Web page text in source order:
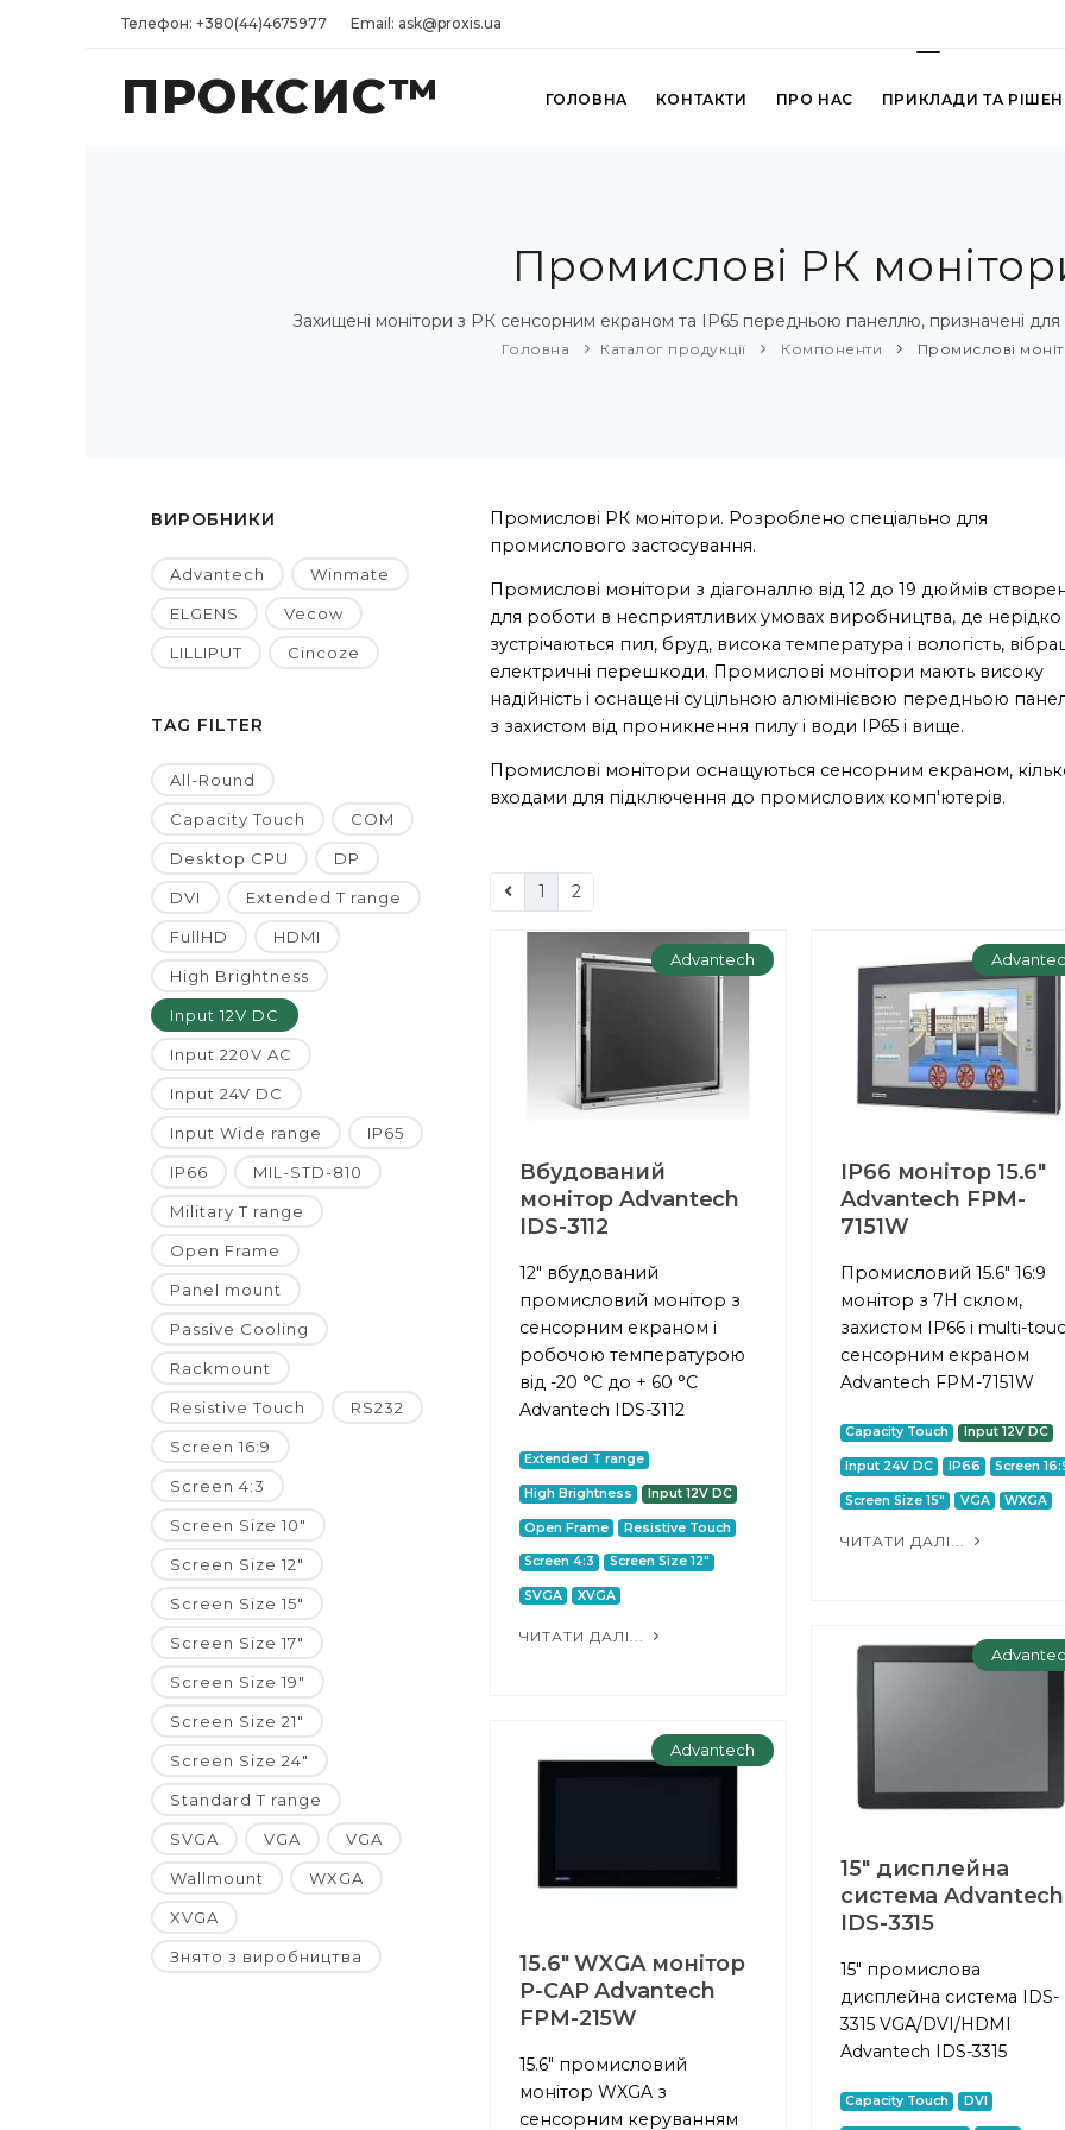
Телефон: +380(44)4675977 Email: ask@proxis.ua
ПРОКСИС™ ГОЛОВНА КОНТАКТИ ПРО НАС ПРИКЛАДИ ТА
Промислові РК
Захищені монітори з РК сенсорним екраном та IP65 передньою панеллю, призначені для
Головна Каталог продукції Компоненти Промислові
ВИРОБНИКИ
Advantech Winmate
ELGENS Vecow
LILLIPUT Cincoze
TAG FILTER
All-Round
Capacity Touch COM
Desktop CPU DP
DVI Extended T range
FullHD HDMI
High Brightness
Input 12V DC
Input 220V AC
Input 24V DC
Input Wide range IP65
IP66 MIL-STD-810
Military T range
Open Frame
Panel mount
Passive Cooling
Rackmount
Resistive Touch RS232
Screen 16:9
Screen 4:3
Screen Size 10"
Screen Size 12"
Screen Size 15"
Screen Size 17"
Screen Size 19"
Screen Size 21"
Screen Size 24"
Standard T range
SVGA VGA VGA
Wallmount WXGA
XVGA
Знято з виробництва
Промислові РК монітори. Розроблено спеціально для
промислового застосування.
Промислові монітори з діагоналлю від 12 до 19 дюймів
для роботи в несприятливих умовах виробництва, де нерідко
зустрічаються пил, бруд, висока температура і вологість,
електричні перешкоди. Промислові монітори мають високу
надійність і оснащені суцільною алюмінієвою передньою
з захистом від проникнення пилу і води IP65 і вище.
Промислові монітори оснащуються сенсорним екраном,
входами для підключення до промислових комп'ютерів.
1 2
Advantech
Вбудований
монітор Advantech
IDS-3112
12" вбудований
промисловий монітор з
сенсорним екраном і
робочою температурою
від -20 °C до + 60 °C
Advantech IDS-3112
Extended T range
High Brightness Input 12V DC
Open Frame Resistive Touch
Screen 4:3 Screen Size 12"
SVGA XVGA
ЧИТАТИ ДАЛІ...
IP66 монітор 15.6"
Advantech FPM-
7151W
Промисловий 15.6" 16:9
монітор з 7H склом,
захистом IP66 і multi-
сенсорним екраном
Advantech FPM-7151W
Capacity Touch Input 12V DC
Input 24V DC IP66 Screen
Screen Size 15" VGA WXGA
ЧИТАТИ ДАЛІ...
15" дисплейна
система Advantech
IDS-3315
15" промислова
дисплейна система IDS-
3315 VGA/DVI/HDMI
Advantech IDS-3315
Capacity Touch DVI
Advantech
15.6" WXGA монітор
P-CAP Advantech
FPM-215W
15.6" промисловий
монітор WXGA з
сенсорним керуванням